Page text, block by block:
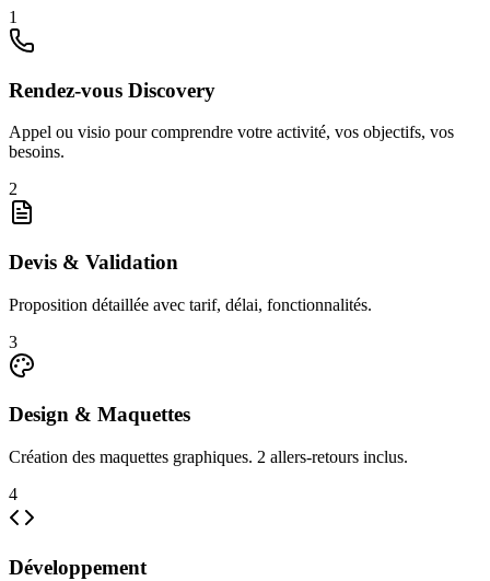
1
Rendez-vous Discovery
Appel ou visio pour comprendre votre activité, vos objectifs, vos
besoins.
2
Devis & Validation
Proposition détaillée avec tarif, délai, fonctionnalités.
3
Design & Maquettes
Création des maquettes graphiques. 2 allers-retours inclus.
4
Développement